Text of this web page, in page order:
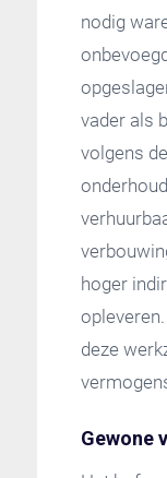
nodig
vader als
volgens
hoger
deze
Gewone